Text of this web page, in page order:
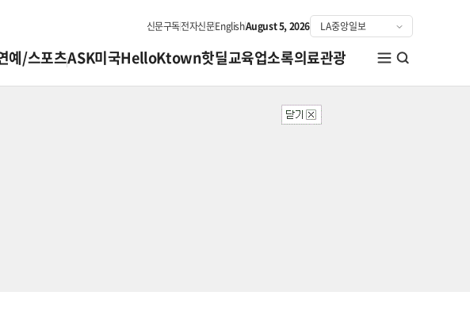
신문구독전자신문EnglishAugust 5, 2026
예/스포츠ASK미국HelloKtown핫딜교육업소록의료관광